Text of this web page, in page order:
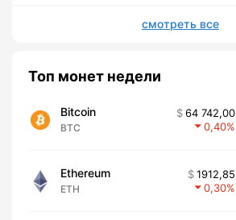
смотреть все
Топ монет недели
Bitcoin
BTC
64 742,00
0,40
Ethereum
ETH
1912,85
0,30